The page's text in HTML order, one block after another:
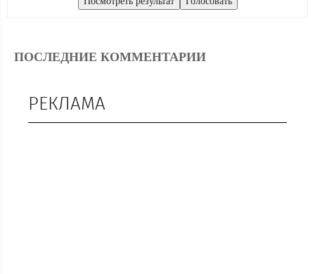
ПОСЛЕДНИЕ КОММЕНТАРИИ
РЕКЛАМА